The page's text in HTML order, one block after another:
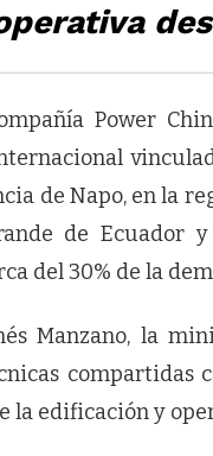
Power
de Napo, en la
de Ecuador y
del 30% de la
Manzano, la
compartidas
la edificación y